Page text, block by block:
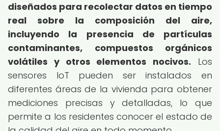
diseñados para recolectar datos en tiempo
real sobre la composición del aire,
incluyendo la presencia de partículas
contaminantes, compuestos orgánicos
volátiles y otros elementos nocivos. Los
sensores IoT pueden ser instalados en
diferentes áreas de la vivienda para obtener
mediciones precisas y detalladas, lo que
permite a los residentes conocer el estado de